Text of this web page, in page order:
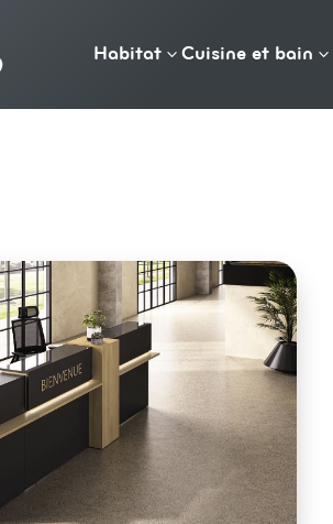
Habitat3 Cuisine et bain 3